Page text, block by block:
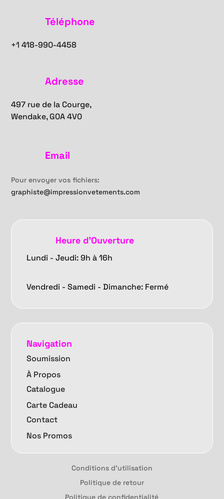
Téléphone
+1418-990-4458
Adresse
497 rue de la Courge,
Wendake, G0A 4V0
Email
Pour envoyer vos fichiers:
graphiste@impressionvetements.com
Heure d'Ouverture
Lundi - Jeudi: 9h à 16h
Vendredi -Samedi - Dimanche: Fermé
Navigation
Soumission
À Propos
Catalogue
Carte Cadeau
Contact
Nos Promos
Conditions d'utilisation
Politique de retour
Politique de confidentialité